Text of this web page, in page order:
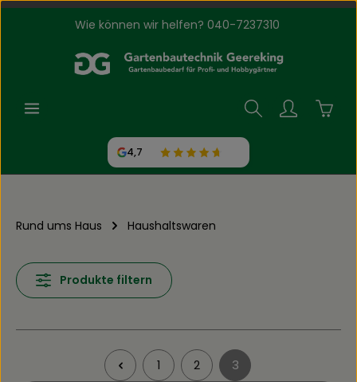
Zum Hauptinhalt springen
Wie können wir helfen? 040-7237310
4,7
Rund ums Haus Haushaltswaren
Produkte filtern
Seite
1 Seite
2 Seite
3